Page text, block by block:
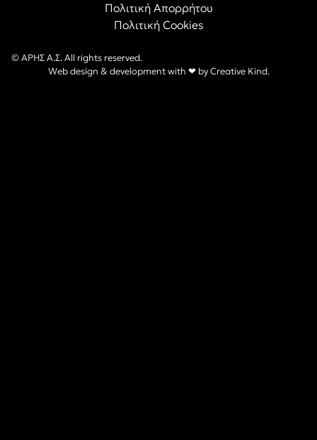
Πολιτική Απορρήτου
Πολιτική Cookies
© ΑΡΗΣ Α.Σ. All rights reserved.
Web design & development with ❤︎ byCreative Kind.